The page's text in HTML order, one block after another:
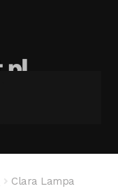
Clara Lampa